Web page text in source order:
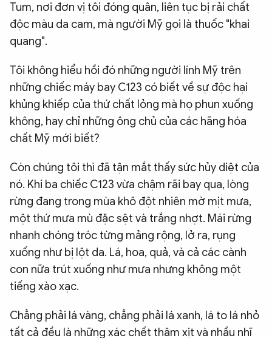
Tum, nơi đơn vị tôi đóng quân, liên tục bị rải chất
độc màu da cam, mà người Mỹ gọi là thuốc "khai
quang".
Tôi không hiểu hồi đó những người lính Mỹ trên
những chiếc máy bay C123 có biết về sự độc hại
khủng khiếp của thứ chất lỏng mà họ phun xuống
không, hay chỉ những ông chủ của các hãng hóa
chất Mỹ mới biết?
Còn chúng tôi thì đã tận mắt thấy sức hủy diệt của
nó. Khi ba chiếc C123 vừa chậm rãi bay qua, lòng
rừng đang trong mùa khô đột nhiên mờ mịt mưa,
một thứ mưa mù đặc sệt và trắng nhợt. Mái rừng
nhanh chóng tróc từng mảng rộng, lở ra, rụng
xuống như bị lột da. Lá, hoa, quả, và cả các cành
con nữa trút xuống như mưa nhưng không một
tiếng xào xạc.
Chẳng phải lá vàng, chẳng phải lá xanh, lá to lá nhỏ
tất cả đều là những xác chết thâm xịt và nhầu nhĩ